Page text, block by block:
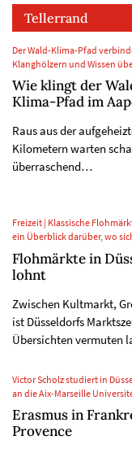
Tellerrand
Der Wald-Klima-Pfad
Klanghölzern und Wissen
Wie klingt der
Klima-Pfad im
Raus aus der
Kilometern warten
überraschend…
Freizeit | Klassische
ein Überblick darüber, wo
Flohmärkte in
lohnt
Zwischen Kultmarkt,
ist Düsseldorfs
Übersichten vermuten
Victor Scholz studiert in
an die Aix-Marseille
Erasmus in
Provence